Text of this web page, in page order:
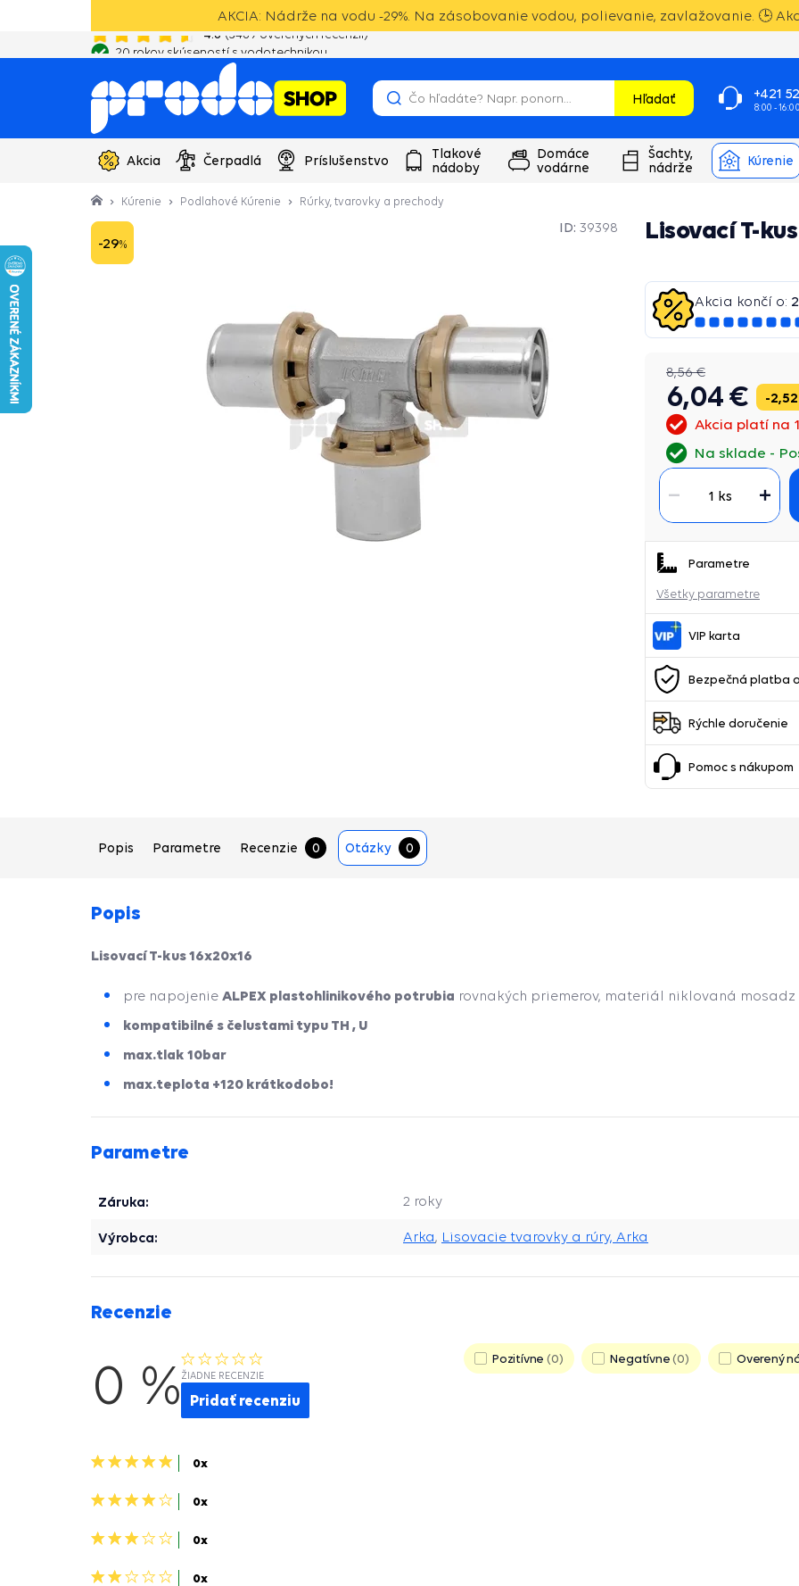
AKCIA: Nádrže na vodu -29%. Na zásobovanie vodou, polievanie, zavlažovanie. 🕒
20 rokov skúseností s vodotechnikou
Hľadať +421
8:00 - 16:00
Akcia Čerpadlá Príslušenstvo
Tlakové
nádoby
Domáce
vodárne
Šachty,
nádrže
Kúrenie
Kúrenie Podlahové Kúrenie Rúrky, tvarovky a prechody
-29%
Lisovací T-
ID: 39398
Akcia platí na
Na sklade
Akcia končí o: 2
8,56 €
6,04 €
1 ks
Parametre
Všetky parametre
VIP karta
Bezpečná platba
Rýchle doručenie
Pomoc s nákupom
Popis Parametre Recenzie 0 Otázky 0
Popis
Lisovací T-kus 16x20x16
pre napojenie ALPEX plastohlinikového potrubia rovnakých priemerov, materiál niklovaná mosadz
kompatibilné s čelustami typu TH , U
max.tlak 10bar
max.teplota +120 krátkodobo!
Parametre
Záruka: 2 roky
Výrobca: Arka, Lisovacie tvarovky a rúry, Arka
Recenzie
0 % ŽIADNE RECENZIE
Pridať recenziu
5
0x
4
0x
3
0x
2
0x
Pozitívne 0 Negatívne 0 Overený